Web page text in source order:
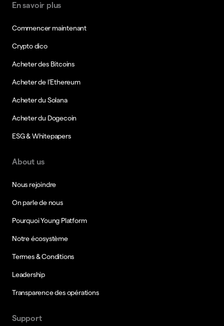
En savoir plus
Commencer maintenant
Crypto dico
Acheter des Bitcoins
Acheter de l’Ethereum
Acheter du Solana
Acheter du Dogecoin
ESG & Whitepapers
About us
Nous rejoindre
On parle de nous
Pourquoi Young Platform
Notre écosystème
Termes & Conditions
Leadership
Transparence des opérations
Support